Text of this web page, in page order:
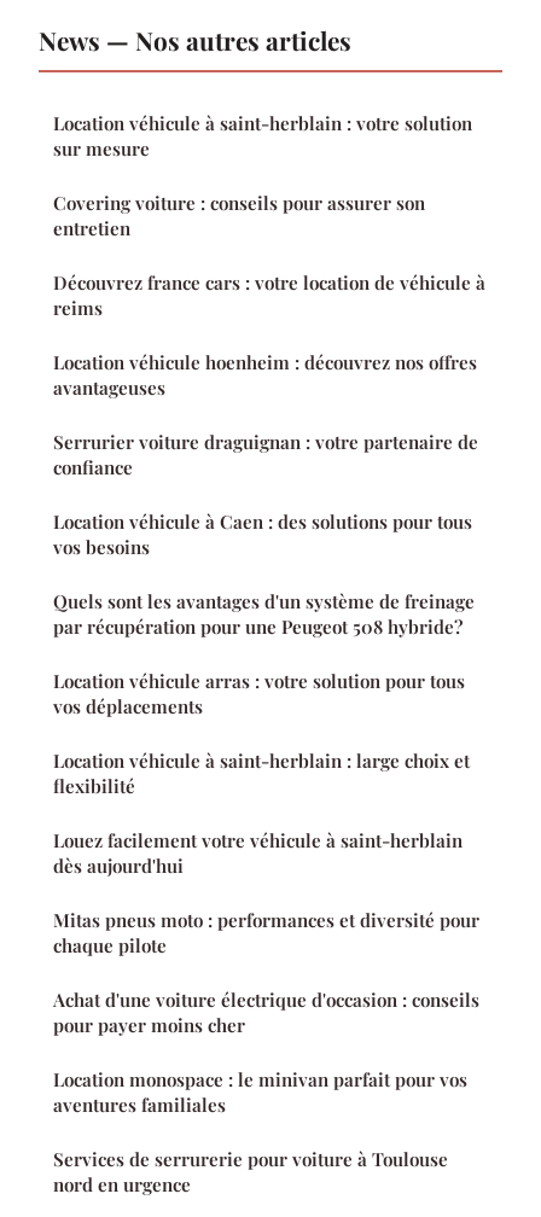
News — Nos autres articles
Location véhicule à saint-herblain : votre solution
sur mesure
Covering voiture : conseils pour assurer son
entretien
Découvrez france cars : votre location de véhicule à
reims
Location véhicule hoenheim : découvrez nos offres
avantageuses
Serrurier voiture draguignan : votre partenaire de
confiance
Location véhicule à Caen : des solutions pour tous
vos besoins
Quels sont les avantages d'un système de freinage
par récupération pour une Peugeot 508 hybride?
Location véhicule arras : votre solution pour tous
vos déplacements
Location véhicule à saint-herblain : large choix et
flexibilité
Louez facilement votre véhicule à saint-herblain
dès aujourd'hui
Mitas pneus moto : performances et diversité pour
chaque pilote
Achat d'une voiture électrique d'occasion : conseils
pour payer moins cher
Location monospace : le minivan parfait pour vos
aventures familiales
Services de serrurerie pour voiture à Toulouse
nord en urgence